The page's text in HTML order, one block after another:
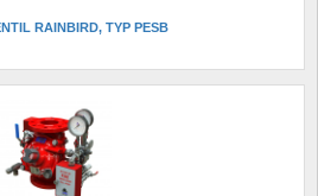
RAINBIRD, TYP PESB